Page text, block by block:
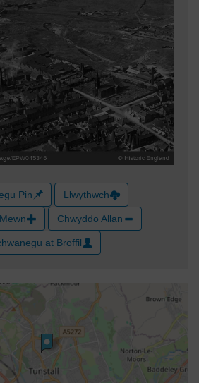
Pin Llwythwch
Chwyddo Allan
at Broffil